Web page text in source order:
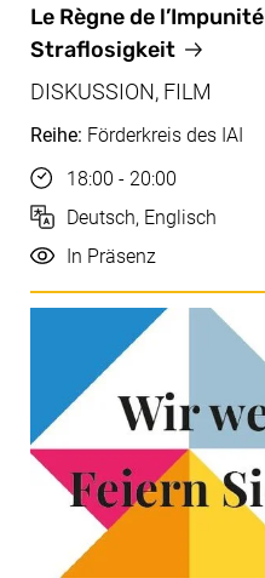
Sept, 10.09.2025
Le Règne de l’Impunité
Straflosigkeit
DISKUSSION, FILM
Reihe: Förderkreis des IAI
Uhrzeit
18:00 - 20:00
Sprache
Deutsch, Englisch
Durchführung
In Präsenz